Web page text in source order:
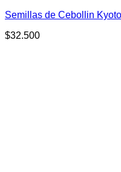
Semillas de Cebollin
$32.500